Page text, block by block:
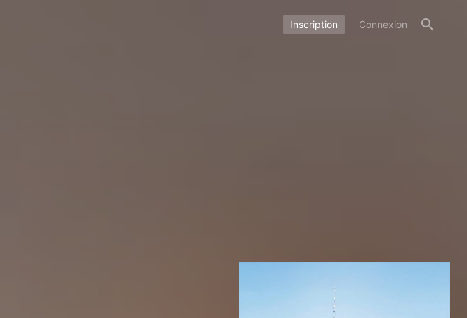
Inscription Connexion